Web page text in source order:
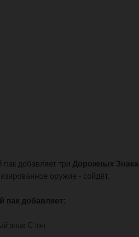
добавляет три Дорожных Знака
оружие - сойдёт.
пак добавляет:
знак Стоп